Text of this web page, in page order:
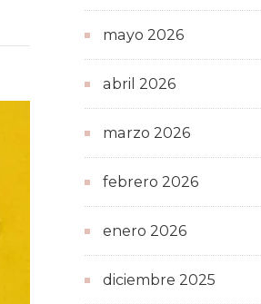
mayo 2026
abril 2026
marzo 2026
febrero 2026
enero 2026
diciembre 2025